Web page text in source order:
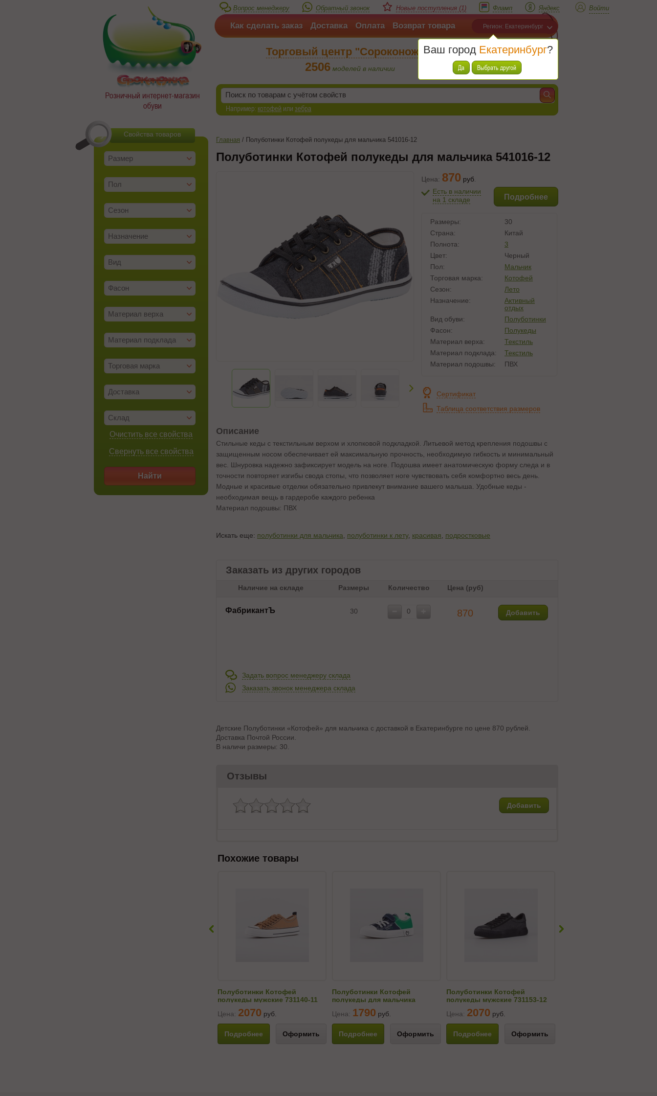
Розничный интернет-магазин
обуви
Например:котофей илизебра
Вопрос менеджеру Обратный звонок Новые поступления (1) Фламп Яндекс Войти
Как сделать заказ Доставка Оплата Возврат товара Регион: Екатеринбург
Ваш город Екатеринбург?
Да Выбрать другой
Корзина
Товаров (
Торговый центр "Сороконожка"
2506 моделей в наличии
Размер
Пол
Сезон
Назначение
Вид
Фасон
Материал верха
Материал подклада
Торговая марка
Доставка
Склад
Очистить все свойства
Свернуть все свойства
Найти
Свойства товаров
Главная / Полуботинки Котофей полукеды для мальчика 541016-12
Полуботинки Котофей полукеды для мальчика 541016-12
Цена: 870 руб
Есть в наличии
на 1 складе
Подробнее
Размеры:
30
Страна:
Китай
Полнота:
3
Цвет:
Черный
Пол:
Мальчик
Торговая марка:
Котофей
Сезон:
Лето
Назначение:
Активный
отдых
Вид обуви:
Полуботинки
Фасон:
Полукеды
Материал верха:
Текстиль
Материал подклада:
Текстиль
Материал подошвы:
ПВХ
Сертификат
Таблица соответствия размеров
Описание
Стильные кеды с текстильным верхом и хлопковой подкладкой. Литьевой метод крепления подошвы с
защищенным носом обеспечивает ей максимальную прочность, необходимую гибкость и минимальный
вес. Шнуровка надежно зафиксирует модель на ноге. Подошва имеет анатомическую форму следа и в
точности повторяет изгибы свода стопы, что позволяет ноге чувствовать себя комфортно весь день.
Модные и красивые отделки обязательно привлекут внимание вашего малыша. Удобные кеды -
необходимая вещь в гардеробе каждого ребенка
Материал подошвы: ПВХ
Искать еще: полуботинки для мальчика полуботинки к лету, красивая подростковые
Заказать из других городов
Наличие на складе Размеры Количество Цена (руб)
ФабрикантЪ 30 870 Добавить
Задать вопрос менеджеру склада
Заказать звонок менеджера склада
Детские Полуботинки «Котофей» для мальчика с доставкой в Екатеринбурге по цене 870 рублей.
Доставка Почтой России.
В наличи размеры: 30.
Отзывы
Добавить
Похожие товары
Полуботинки Котофей
полукеды мужские 731140-11
Цена: 2070 руб.
Подробнее Оформить
Полуботинки Котофей
полукеды для мальчика
531233-11
Цена: 1790 руб.
Подробнее Оформить
Полуботинки Котофей
полукеды мужские 731153-12
Цена: 2070 руб.
Подробнее Оформить